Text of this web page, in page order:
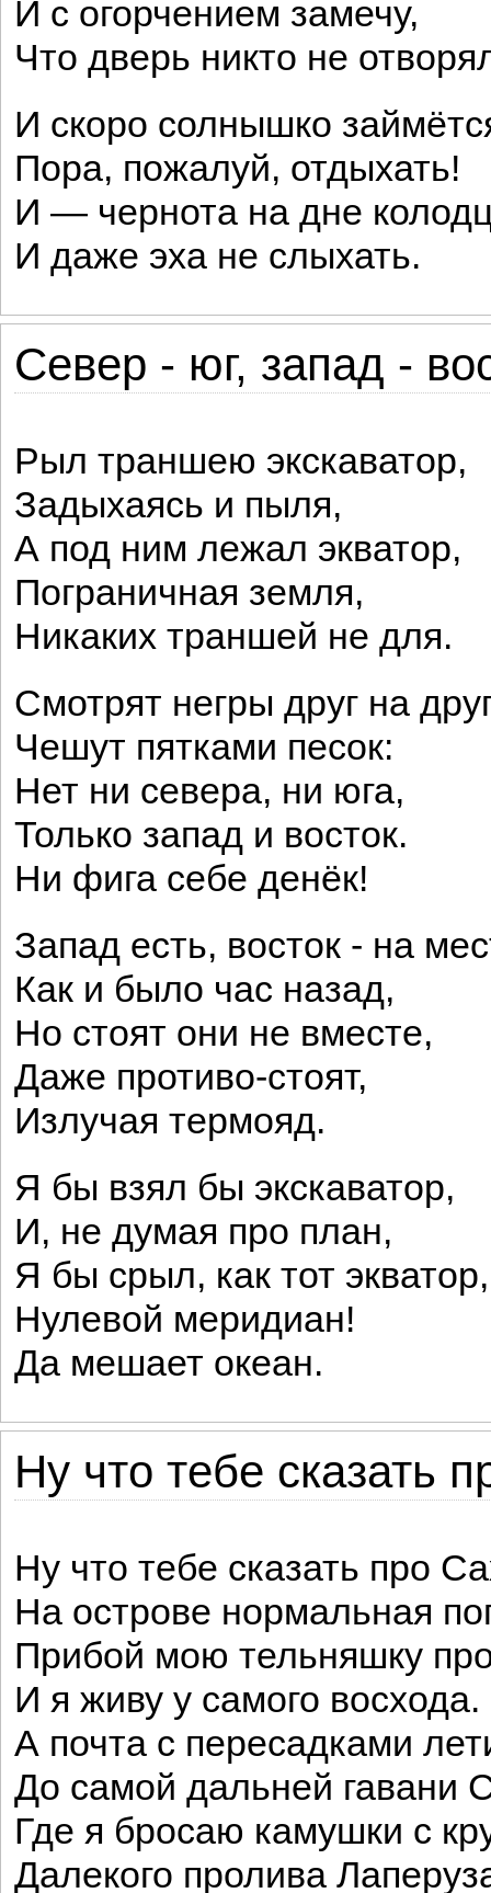
И с огорчением замечу,
Что дверь никто не
И скоро солнышко
Пора, пожалуй, отдыхать!
И — чернота на дне
И даже эха не слыхать.
Север - юг, запад -
Рыл траншею экскаватор,
Задыхаясь и пыля,
А под ним лежал экватор,
Пограничная земля,
Никаких траншей не для.
Смотрят негры друг на
Чешут пятками песок:
Нет ни севера, ни юга,
Только запад и восток.
Ни фига себе денёк!
Запад есть, восток - на
Как и было час назад,
Но стоят они не вместе,
Даже противо-стоят,
Излучая термояд.
Я бы взял бы экскаватор,
И, не думая про план,
Я бы срыл, как тот экватор,
Нулевой меридиан!
Да мешает океан.
Ну что тебе сказать
Ну что тебе сказать про
На острове нормальная
Прибой мою тельняшку
И я живу у самого восхода.
А почта с пересадками
До самой дальней гавани
Где я бросаю камушки с
Далекого пролива